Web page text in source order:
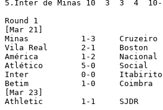
5.Inter de Minas 10  3  3  4  10-
Round 1
[Mar 21]
Minas 		1-3	Cruzeiro
Vila Real	2-1	Boston
América		1-2	Nacional	[in Santa Luzia]
Atlético	5-0	Social
Inter		0-0	Itabirito
Betim		1-0	Coimbra
[Mar 23]
Athletic	1-1	SJDR